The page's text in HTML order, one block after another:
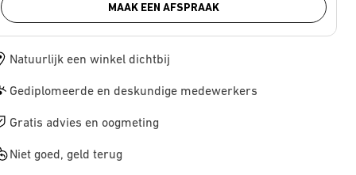
MAAK EEN AFSPRAAK
Natuurlijk een winkel dichtbij
Gediplomeerde en deskundige medewerkers
Gratis advies en oogmeting
Niet goed, geld terug